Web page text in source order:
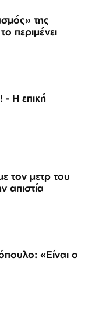
της
περιμένει
τον μετρ του
απιστία
«Είναι ο